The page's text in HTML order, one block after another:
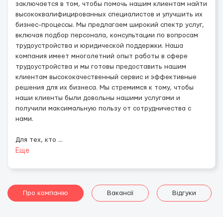
заключается в том, чтобы помочь нашим клиентам найти
высококвалифицированных специалистов и улучшить их
бизнес-процессы. Мы предлагаем широкий спектр услуг,
включая подбор персонала, консультации по вопросам
трудоустройства и юридической поддержки. Наша
компания имеет многолетний опыт работы в сфере
трудоустройства и мы готовы предоставить нашим
клиентам высококачественный сервис и эффективные
решения для их бизнеса. Мы стремимся к тому, чтобы
наши клиенты были довольны нашими услугами и
получили максимальную пользу от сотрудничества с
нами.
Для тех, кто ...
Еще
Про компанію Вакансії Відгуки